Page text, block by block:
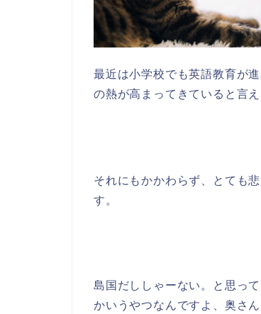
最近は小学校でも英語教育が
の熱が高まってきていると言え
それにもかかわらず、とても悲
す。
島国だししゃーない。と思っ
かいうやつなんですよ、奥さん